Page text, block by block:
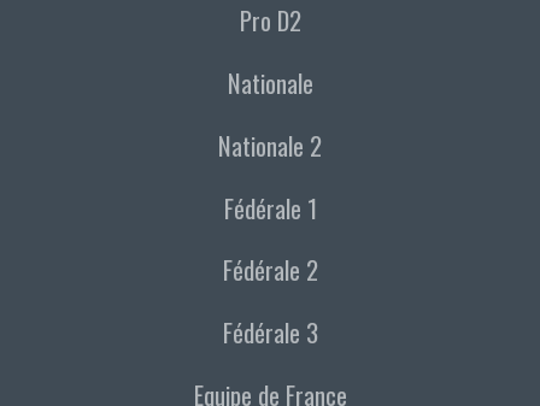
Pro D2
Nationale
Nationale 2
Fédérale 1
Fédérale 2
Fédérale 3
Equipe de France